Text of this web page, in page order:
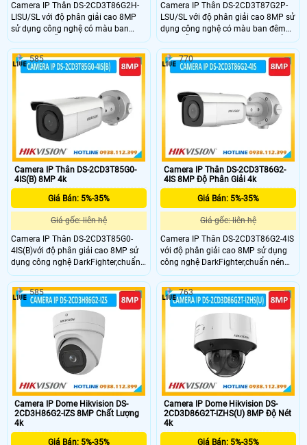
Camera IP Thân DS-2CD3T86G2H-
LISU/SL với độ phân giải cao 8MP
sử dụng công nghệ có màu ban
đêm 24/7 hỗ trợ đèn kép xa
60m,chuẩn nén H.265,cùng chức
năng chóng ngược sáng WDR cho
hình ảnh rõ nét,chuẩn IP67,hỗ trợ
tiêu con người và phương tiện.Tích
hợp micro ghi âm thanh và loa báo
động.Đèn nhấp nháy và báo động
âm thanh để cảnh báo kẻ xâm
Camera IP Thân DS-2CD3T87G2P-
LSU/SL với độ phân giải cao 8MP sử
dụng công nghệ có màu ban đêm
24/7 hỗ trợ đèn kép xa 40m,chuẩn
nén H.265,cùng chức năng chóng
ngược sáng WDR cho hình ảnh rõ
nét,chuẩn IP67,hỗ trợ thẻ nhớ SD
và phương tiện.Tích hợp micro ghi
âm thanh và loa báo động.Đèn
nhấp nháy và báo động âm thanh
Camera IP Thân DS-2CD3T85G0-
4IS(B) 8MP 4k
Giá Bán: 5%-35%
Giá gốc: liên hệ
Camera IP Thân DS-2CD3T85G0-
4IS(B)với độ phân giải cao 8MP sử
dụng công nghệ DarkFighter,chuẩn
nén H.265,cùng chức năng chóng
ngược sáng WDR cho hình ảnh rõ
nét ,hồng ngoại xa 90m,chuẩn
IP67,hỗ trợ thẻ nhớ SD 128GB.Vỏ
kim loại là sự lựa chọn hoàn hảo
cho bạn.
585
Camera IP Thân DS-2CD3T86G2-
4IS 8MP Độ Phân Giải 4k
Giá Bán: 5%-35%
Giá gốc: liên hệ
Camera IP Thân DS-2CD3T86G2-4IS
với độ phân giải cao 8MP sử dụng
công nghệ DarkFighter,chuẩn nén
H.265,cùng chức năng chóng ngược
sáng WDR cho hình ảnh rõ nét ,hồng
ngoại xa 90m,chuẩn IP67,hỗ trợ thẻ
nhớ SD 512GB.Vỏ kim loại là sự lựa
chọn hoàn hảo cho bạn,phân loại
mục tiêu con người và phương tiện.
770
Camera IP Dome Hikvision DS-
2CD3H86G2-IZS 8MP Chất Lượng
4k
Giá Bán: 5%-35%
585
Camera IP Dome Hikvision DS-
2CD3D86G2T-IZHS(U) 8MP Độ Nét
4k
Giá Bán: 5%-35%
763